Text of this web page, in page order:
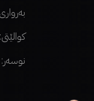
کوالێتی:
نوسەر: